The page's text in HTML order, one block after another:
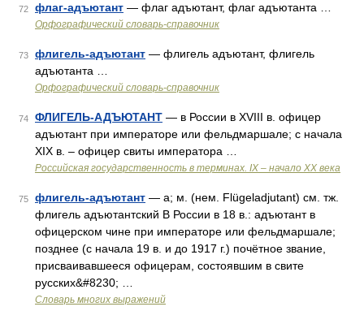
72 флаг-адъютант — флаг адъютант, флаг адъютанта …
Орфографический словарь-справочник
73 флигель-адъютант — флигель адъютант, флигель
адъютанта …
Орфографический словарь-справочник
74 ФЛИГЕЛЬ-АДЪЮТАНТ — в России в XVIII в. офицер
адъютант при императоре или фельдмаршале; с начала
XIX в. – офицер свиты императора …
Российская государственность в терминах. IX – начало XX века
75 флигель-адъютант — а; м. (нем. Flügeladjutant) см. тж.
флигель адъютантский В России в 18 в.: адъютант в
офицерском чине при императоре или фельдмаршале;
позднее (с начала 19 в. и до 1917 г.) почётное звание,
присваивавшееся офицерам, состоявшим в свите
русских&#8230; …
Словарь многих выражений